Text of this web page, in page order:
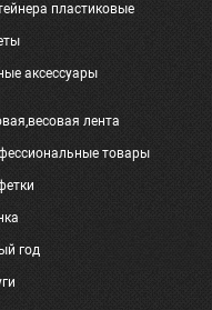
пластиковые
аксессуары
лента
товары
год